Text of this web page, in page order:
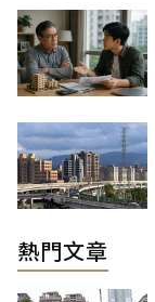
熱門文章